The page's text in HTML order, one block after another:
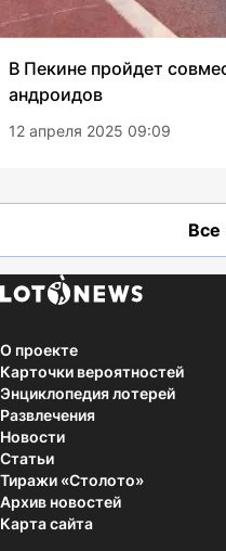
В Пекине пройдет
андроидов
12 апреля 2025 09:09
Все
О проекте
Карточки вероятностей
Энциклопедия лотерей
Развлечения
Новости
Статьи
Тиражи «Столото»
Архив новостей
Карта сайта